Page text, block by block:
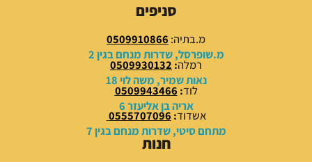
9
.
0
0
₪
.
.
0
0
.
סניפים
מ.בתיה: 0509910866
מ.שופרסל, שדרות מנחם בגין 2
רמלה:
0509930132
נאות שמיר, משה לוי 18
לוד:
0509943466
אריה בן אליעזר 6
אשדוד:
0555707096
מתחם סיטי, שדרות מנחם בגין 7
חנות